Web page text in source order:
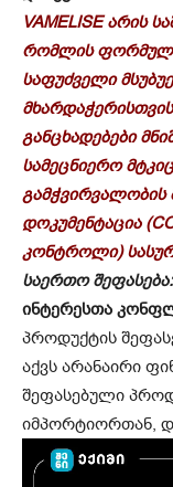
VAMELISE არის
რომლის
საფუძველი
განცხადებები
სამეცნიერო
გამჭვირვალობის
დოკუმენტაცია
კონტროლი)
საერთო შეფასება:
ინტერესთა
პროდუქტის
აქვს არანაირი
შეფასებული
იმპორტიორთან,